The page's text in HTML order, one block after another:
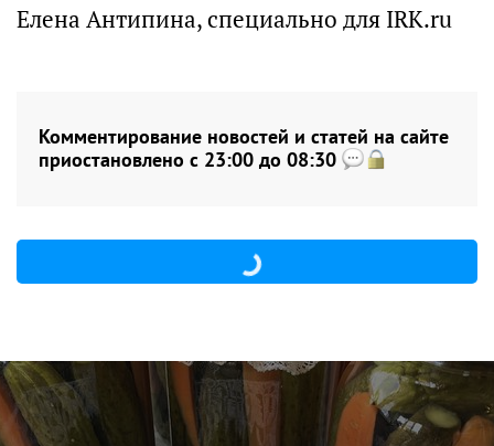
Елена Антипина, специально для IRK.ru
Комментирование новостей и статей на сайте
приостановлено с 23:00 до 08:30